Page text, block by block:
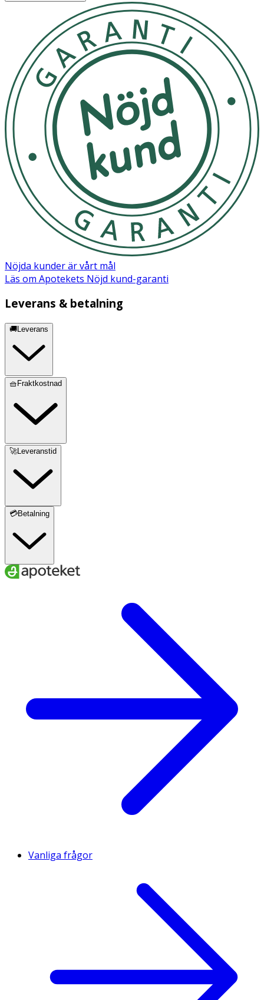
1. Applicera läppolja regelbundet för vårdade och
glansiga läppar 2. Addera fler lager för mer färgintensitet
3. Använd läppskrubb då och då för extra släta läppar 4.
Återvinn förpackningen
Kan förvaras i rumstemperatur.
OK för gravida och ammande:
Ja
Ingredienser:
Ricinus Communis Seed Oil, Caprylic/Capric Triglyceride,
Cocoglycerides, Octyldodecanol, Vegetable Oil,
Ethylcellulose, Simmondsia Chinensis Seed Oil, Helianthus
Annuus Seed Oil, Mica, Ascorbyl Palmitate, Tocopherol,
Propyl Gallate, Aroma, CI 77491, CI 15850, CI 77891.
FSC Forest Steward Council Mix
Nöjda kunder är vårt mål
Läs om Apotekets Nöjd kund-garanti
Leverans & betalning
🚚Leverans
🧺Fraktkostnad
🚀Leveranstid
💳Betalning
Vanliga frågor